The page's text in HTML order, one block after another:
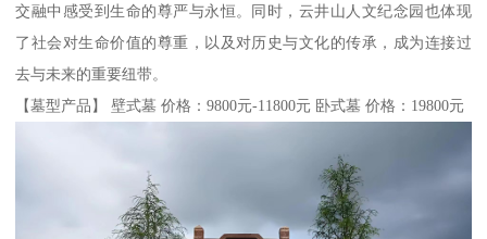
交融中感受到生命的尊严与永恒。同时，云井山人文纪念园也体现
了社会对生命价值的尊重，以及对历史与文化的传承，成为连接过
去与未来的重要纽带。
【墓型产品】 壁式墓 价格：9800元-11800元 卧式墓 价格：19800元